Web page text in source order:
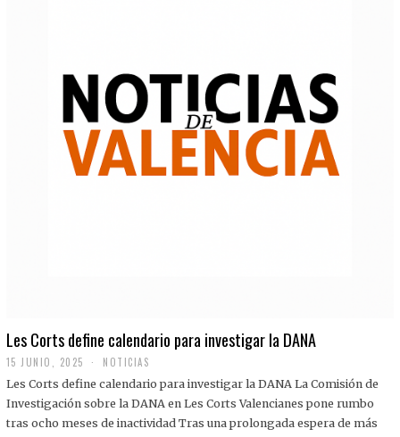
Les Corts define calendario para investigar la DANA
15 JUNIO, 2025 NOTICIAS
Les Corts define calendario para investigar la DANA La Comisión de
Investigación sobre la DANA en Les Corts Valencianes pone rumbo
tras ocho meses de inactividad Tras una prolongada espera de más